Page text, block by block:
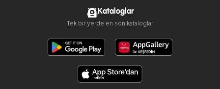
Kataloglar
Tek bir yerde en son kataloglar